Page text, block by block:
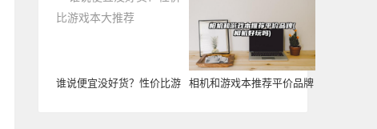
谁说便宜没好货？性价比游
相机和游戏本推荐平价品牌